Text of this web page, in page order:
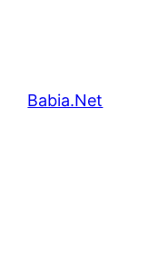
Babia.Net